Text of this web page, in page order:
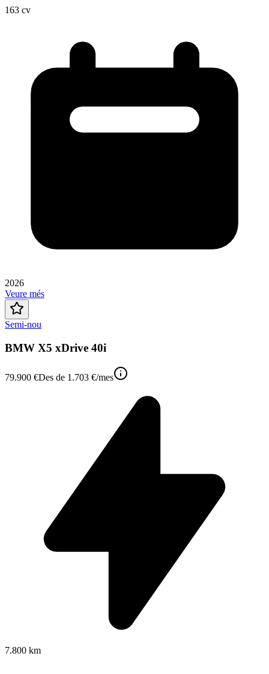
163 cv
2026
Veure més
Semi-nou
BMW X5 xDrive 40i
79.900 €Des de 1.703 €/mes
7.800 km